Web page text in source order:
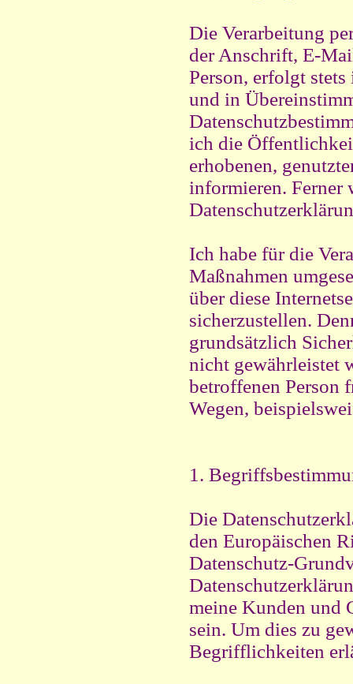
Die Verarbeitung
der Anschrift, E-
Person, erfolgt
und in
ich die
erhobenen,
informieren. Ferner
Ich habe für die
Maßnahmen
über diese
sicherzustellen.
grundsätzlich
nicht gewährleistet
betroffenen Person
Wegen,
1.
Die
den Europäischen
Datenschutz-
meine Kunden und
sein. Um dies zu
Begrifflichkeiten